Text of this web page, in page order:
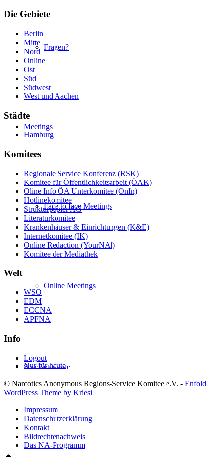
Fragen?
Meetings
Face to face Meetings
Online Meetings
Nur für heute
Das NA-Programm
Die Gebiete
Berlin
Mitte
Nord
Online
Ost
Süd
Südwest
West und Aachen
Städte
Hamburg
Komitees
Regionale Service Konferenz (RSK)
Komitee für Öffentlichkeitsarbeit (ÖAK)
Oline Info ÖA Unterkomitee (OnIn)
Hotlinekomitee
Strukturpapier AG
Literaturkomitee
Krankenhäuser & Einrichtungen (K&E)
Internetkomitee (IK)
Online Redaction (YourNAl)
Komitee der Mediathek
Welt
WSO
EDM
ECCNA
APFNA
Info
Logout
Servicetermine
© Narcotics Anonymous Regions-Service Komitee e.V. - Enfold
WordPress Theme by Kriesi
Impressum
Datenschutzerklärung
Kontakt
Bildrechtenachweis